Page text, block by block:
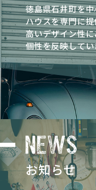
徳島県石井町を
ハウスを専門に提
高いデザイン性
個性を反映して
お知らせ